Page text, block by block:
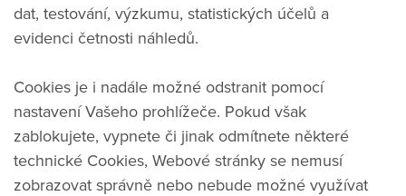
dat, testování, výzkumu, statistických účelů a
evidenci četnosti náhledů.
Cookies je i nadále možné odstranit pomocí
nastavení Vašeho prohlížeče. Pokud však
zablokujete, vypnete či jinak odmítnete některé
technické Cookies, Webové stránky se nemusí
zobrazovat správně nebo nebude možné využívat